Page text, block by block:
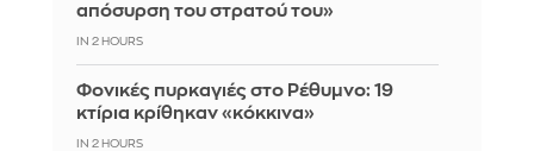
απόσυρση του στρατού του»
IN 2 HOURS
Φονικές πυρκαγιές στο Ρέθυμνο: 19
κτίρια κρίθηκαν «κόκκινα»
IN 2 HOURS